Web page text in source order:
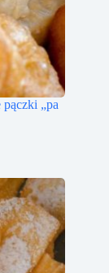
„pa